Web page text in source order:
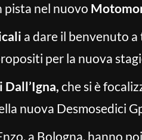
pista nel nuovo
a dare il benvenuto
per la nuova
Dall’Igna, che si è
nuova Desmosedici
a Bologna, hanno